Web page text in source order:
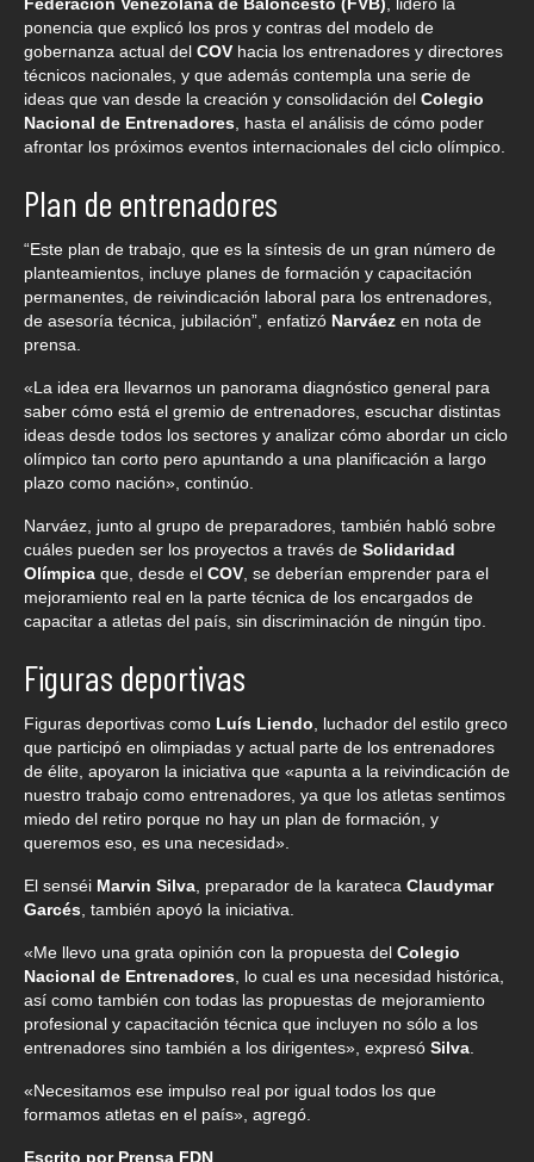
Federación Venezolana de Baloncesto (FVB), lideró la
ponencia que explicó los pros y contras del modelo de
gobernanza actual del COV hacia los entrenadores y directores
técnicos nacionales, y que además contempla una serie de
ideas que van desde la creación y consolidación del Colegio
Nacional de Entrenadores, hasta el análisis de cómo poder
afrontar los próximos eventos internacionales del ciclo olímpico.
Plan de entrenadores
“Este plan de trabajo, que es la síntesis de un gran número de
planteamientos, incluye planes de formación y capacitación
permanentes, de reivindicación laboral para los entrenadores,
de asesoría técnica, jubilación”, enfatizó Narváez en nota de
prensa.
«La idea era llevarnos un panorama diagnóstico general para
saber cómo está el gremio de entrenadores, escuchar distintas
ideas desde todos los sectores y analizar cómo abordar un ciclo
olímpico tan corto pero apuntando a una planificación a largo
plazo como nación», continúo.
Narváez, junto al grupo de preparadores, también habló sobre
cuáles pueden ser los proyectos a través de Solidaridad
Olímpica que, desde el COV, se deberían emprender para el
mejoramiento real en la parte técnica de los encargados de
capacitar a atletas del país, sin discriminación de ningún tipo.
Figuras deportivas
Figuras deportivas como Luís Liendo, luchador del estilo greco
que participó en olimpiadas y actual parte de los entrenadores
de élite, apoyaron la iniciativa que «apunta a la reivindicación de
nuestro trabajo como entrenadores, ya que los atletas sentimos
miedo del retiro porque no hay un plan de formación, y
queremos eso, es una necesidad».
El senséi Marvin Silva, preparador de la karateca Claudymar
Garcés, también apoyó la iniciativa.
«Me llevo una grata opinión con la propuesta del Colegio
Nacional de Entrenadores, lo cual es una necesidad histórica,
así como también con todas las propuestas de mejoramiento
profesional y capacitación técnica que incluyen no sólo a los
entrenadores sino también a los dirigentes», expresó Silva.
«Necesitamos ese impulso real por igual todos los que
formamos atletas en el país», agregó.
Escrito por Prensa FDN